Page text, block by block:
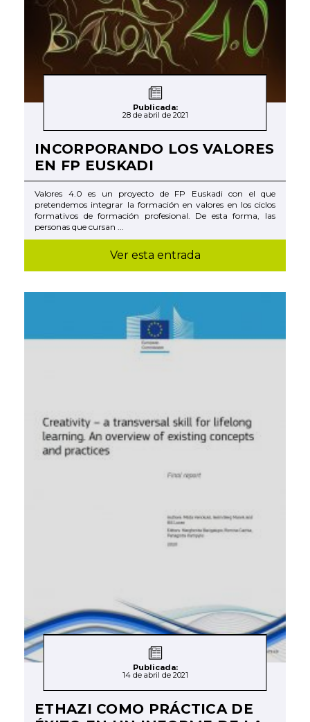
Publicada:
28 de abril de 2021
INCORPORANDO LOS VALORES
EN FP EUSKADI
Valores 4.0 es un proyecto de FP Euskadi con el que
pretendemos integrar la formación en valores en los ciclos
formativos de formación profesional. De esta forma, las
personas que cursan ...
Ver esta entrada
Publicada:
14 de abril de 2021
ETHAZI COMO PRÁCTICA DE